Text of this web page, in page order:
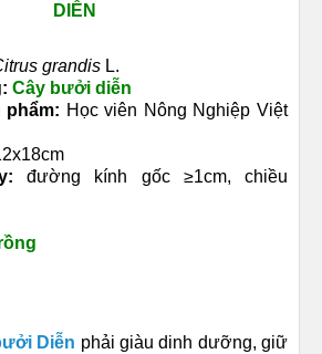
DIỄN
grandis L.
Cây bưởi diễn
phẩm: Học viên Nông Nghiệp Việt
đường kính gốc ≥1cm, chiều
Diễn phải giàu dinh dưỡng, giữ